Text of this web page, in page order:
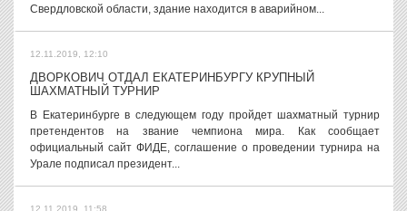
Свердловской области, здание находится в аварийном...
12.11.2019, 12:10
ДВОРКОВИЧ ОТДАЛ ЕКАТЕРИНБУРГУ КРУПНЫЙ
ШАХМАТНЫЙ ТУРНИР
В Екатеринбурге в следующем году пройдет шахматный турнир
претендентов на звание чемпиона мира. Как сообщает
официальный сайт ФИДЕ, соглашение о проведении турнира на
Урале подписал президент...
12.11.2019, 11:58